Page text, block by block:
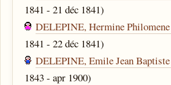
1841 - 21 déc 1841)
DELEPINE, Hermine
1841 - 22 déc 1841)
DELEPINE, Emile Jean
1843 - apr 1900)